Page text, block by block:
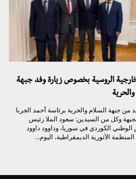
الروسية بخصوص زيارة وفد جبهة
جبهة السلام والحرية برئاسة أحمد الجربا
وكل من السيدين: سعود الملا رئيس
الكوردي في سوريا، وداوود داوود
الآثورية الديمقراطية، اليوم...